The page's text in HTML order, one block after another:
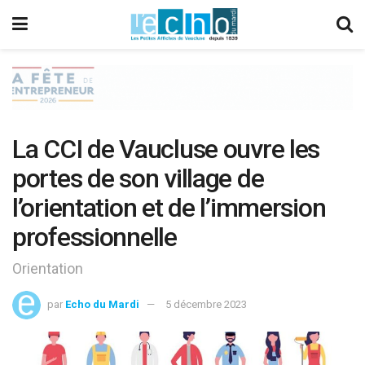
La CCI de Vaucluse ouvre les
portes de son village de
l’orientation et de l’immersion
professionnelle
Orientation
par Echo du Mardi 5 décembre 2023